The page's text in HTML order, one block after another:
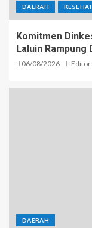
DAERAH
Komitmen
Laluin Rampung
06/08/2026
DAERAH